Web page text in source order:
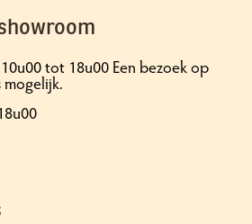
tot 18u00 Een bezoek op
mogelijk.